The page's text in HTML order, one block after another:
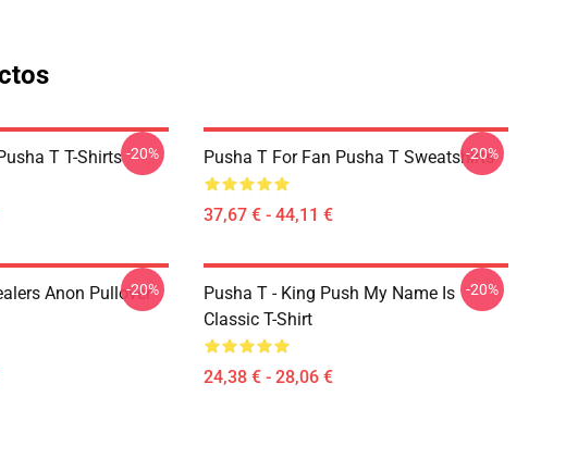
T T-Shirts -20% Pusha T For Fan Pusha T Sweatshirts
37,67 € - 44,11 €
-20%
Anon Pullover
-20%
Pusha T - King Push My Name Is
Classic T-Shirt
24,38 € - 28,06 €
-20%